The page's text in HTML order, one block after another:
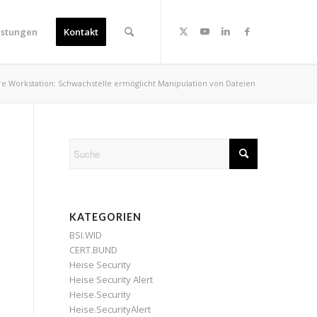
Kontakt
Workstation: Schwachstelle ermöglicht Manipulation von Dateien
KATEGORIEN
BSI.WID
CERT.BUND
Heise Security
Heise Security Alert
Heise.Security
Heise.SecurityAlert